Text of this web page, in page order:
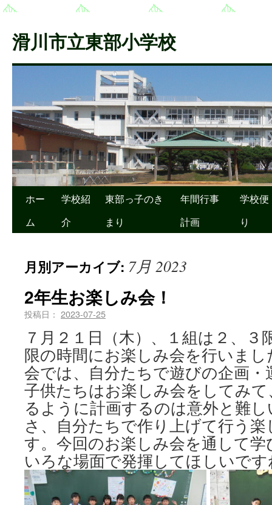
滑川市立東部小学校
ホー
ム
学校紹
介
東部っ子のき
まり
年間行事
計画
学校便
り
月別アーカイブ: 7月 2023
2年生お楽しみ会！
投稿日： 2023-07-25
７月２１日（木）、１組は２、３
限の時間にお楽しみ会を行いま
会では、自分たちで遊びの企画
子供たちはお楽しみ会をしてみ
るように計画するのは意外と難
さ、自分たちで作り上げて行う
す。今回のお楽しみ会を通して
いろな場面で発揮してほしいです